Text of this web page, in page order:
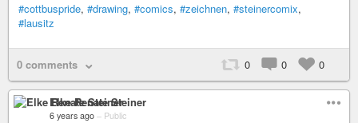
#cottbuspride, #drawing, #comics, #zeichnen, #steinercomix,
#lausitz
0 comments 0 0 0
Elke Renate Steiner
6 years ago – Public